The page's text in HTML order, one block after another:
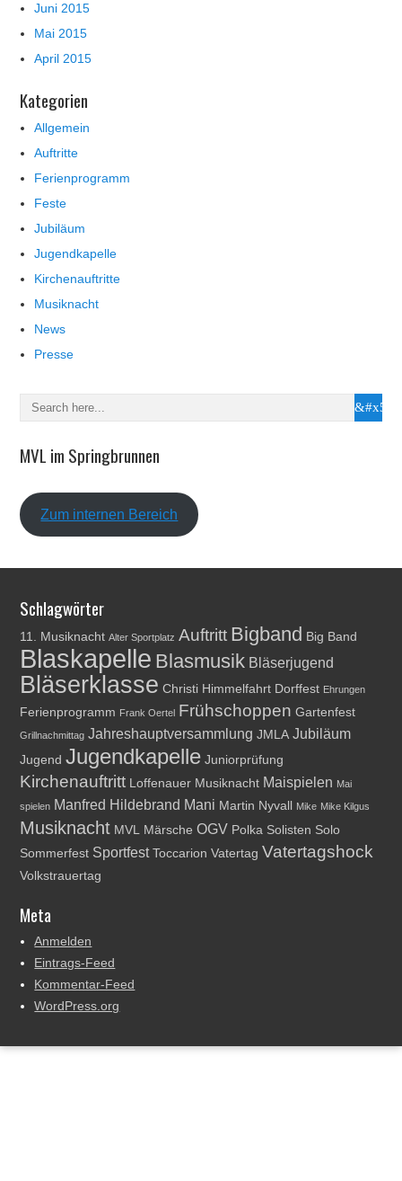
Juni 2015
Mai 2015
April 2015
Kategorien
Allgemein
Auftritte
Ferienprogramm
Feste
Jubiläum
Jugendkapelle
Kirchenauftritte
Musiknacht
News
Presse
MVL im Springbrunnen
Zum internen Bereich
Schlagwörter
11. Musiknacht Alter Sportplatz Auftritt Bigband Big Band
Blaskapelle Blasmusik Bläserjugend
Bläserklasse Christi Himmelfahrt Dorffest Ehrungen
Ferienprogramm Frank Oertel Frühschoppen Gartenfest
Grillnachmittag Jahreshauptversammlung JMLA Jubiläum
Jugend Jugendkapelle Juniorprüfung
Kirchenauftritt Loffenauer Musiknacht Maispielen Mai
spielen Manfred Hildebrand Mani Martin Nyvall Mike Mike Kilgus
Musiknacht MVL Märsche OGV Polka Solisten Solo
Sommerfest Sportfest Toccarion Vatertag Vatertagshock
Volkstrauertag
Meta
Anmelden
Eintrags-Feed
Kommentar-Feed
WordPress.org